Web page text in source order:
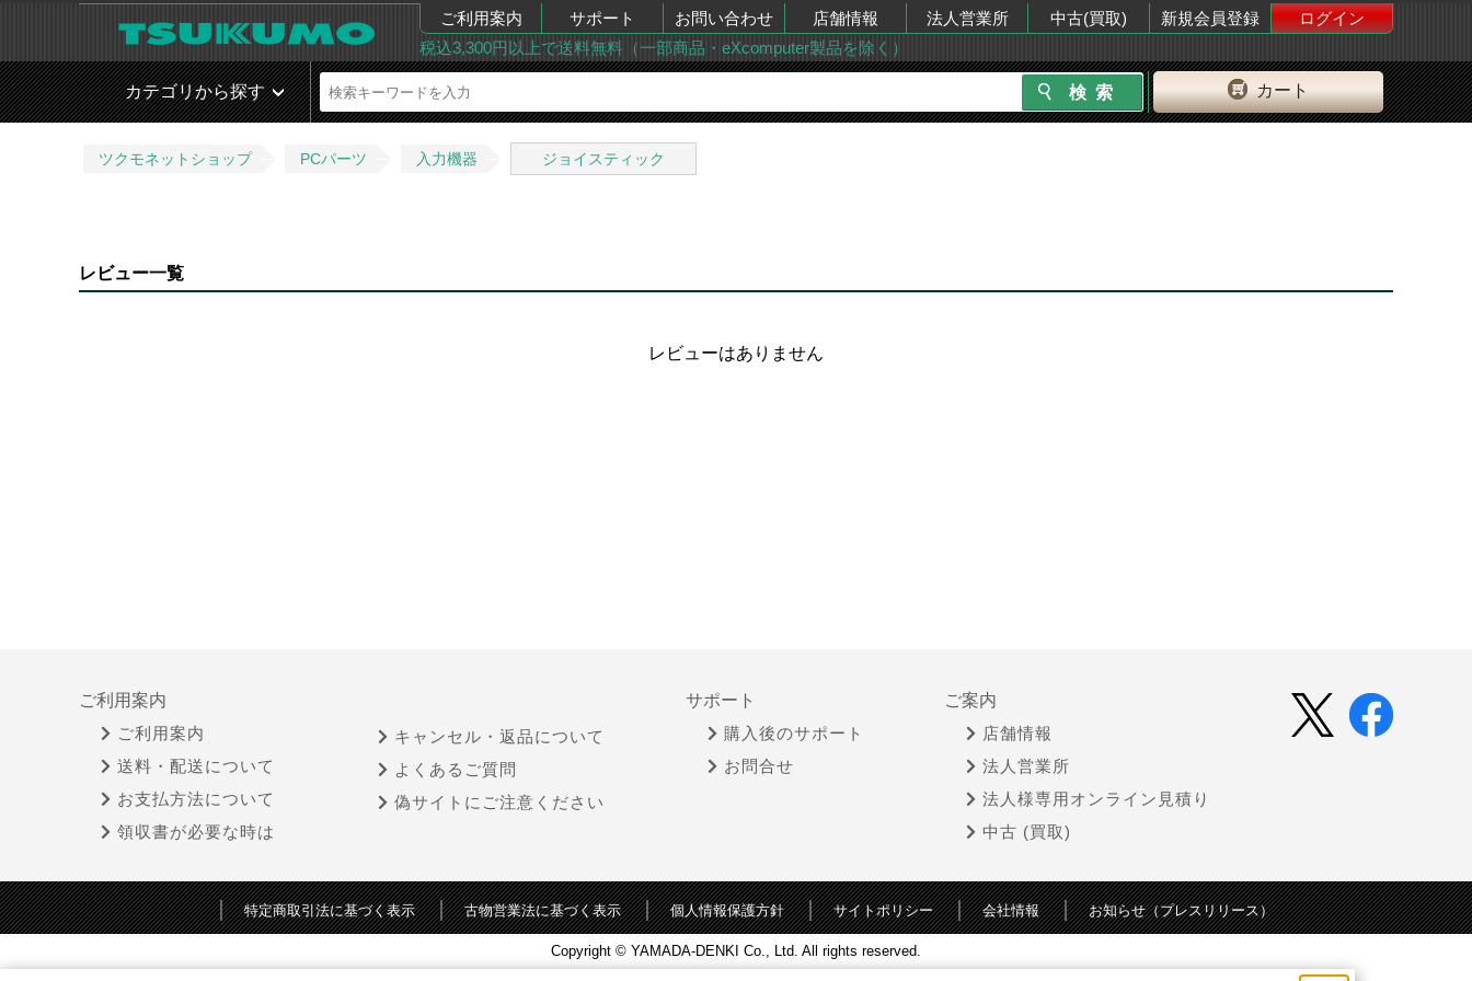
ご利用案内 サポート お問い合わせ 店舗情報 法人営業所 中古(買取) 新規会員登録
ログイン
税込3,300円以上で送料無料（一部商品・eXcomputer製品を除く）
カート
カテゴリから探す
ツクモネットショップ PCパーツ 入力機器 ジョイスティック
レビュー一覧
レビューはありません
ご利用案内
ご利用案内
送料・配送について
お支払方法について
領収書が必要な時は
キャンセル・返品について
よくあるご質問
偽サイトにご注意ください
サポート
購入後のサポート
お問合せ
ご案内
店舗情報
法人営業所
法人様専用オンライン見積り
中古 (買取)
特定商取引法に基づく表示 古物営業法に基づく表示 個人情報保護方針 サイトポリシー 会社情報 お知らせ（プレスリリース）
Copyright © YAMADA-DENKI Co., Ltd. All rights reserved.